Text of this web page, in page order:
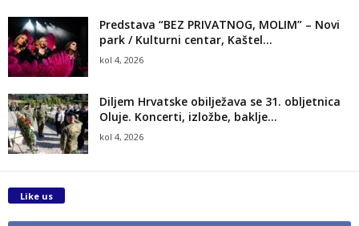
Predstava “BEZ PRIVATNOG, MOLIM” – Novi
park / Kulturni centar, Kaštel...
kol 4, 2026
Diljem Hrvatske obilježava se 31. obljetnica
Oluje. Koncerti, izložbe, baklje…
kol 4, 2026
Like us